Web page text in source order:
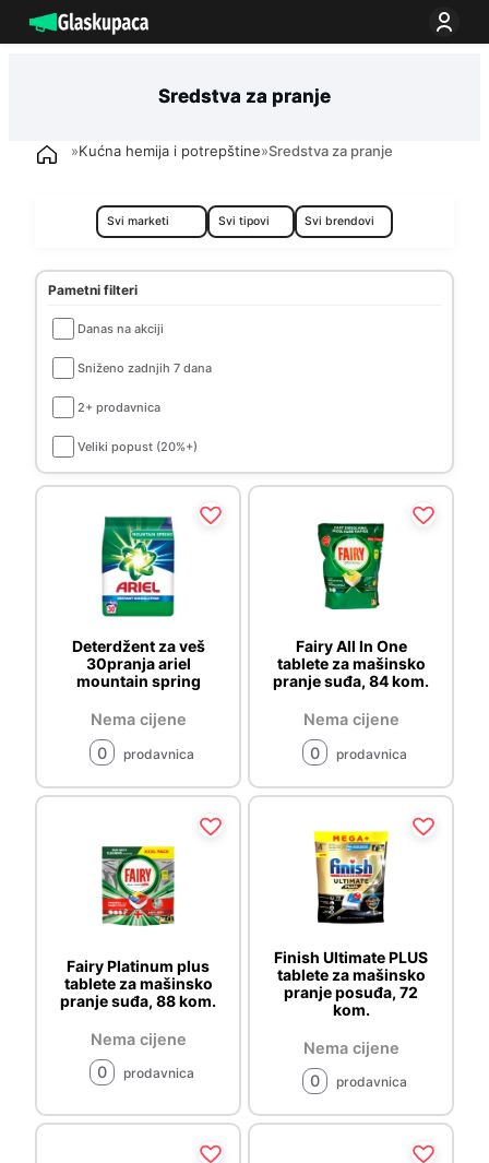
na
Sredstva za pranje
»Kućna hemija i potrepštine»Sredstva za pranje
Pametni filteri
Danas na akciji
Sniženo zadnjih 7 dana
2+ prodavnica
Veliki popust (20%+)
Deterdžent za veš
30pranja ariel
mountain spring
Nema cijene
0
prodavnica
Fairy All In One
tablete za mašinsko
pranje suđa, 84 kom.
Nema cijene
0
prodavnica
Fairy Platinum plus
tablete za mašinsko
pranje suđa, 88 kom.
Nema cijene
0
prodavnica
Finish Ultimate PLUS
tablete za mašinsko
pranje posuđa, 72
kom.
Nema cijene
0
prodavnica